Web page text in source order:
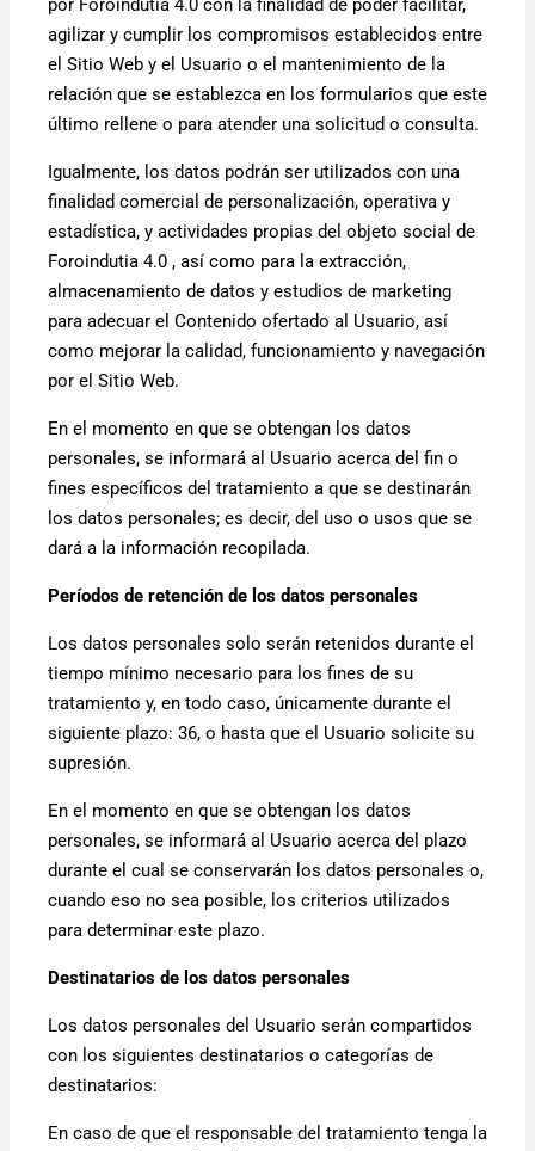
por Foroindutia 4.0 con la finalidad de poder facilitar,
agilizar y cumplir los compromisos establecidos entre
el Sitio Web y el Usuario o el mantenimiento de la
relación que se establezca en los formularios que este
último rellene o para atender una solicitud o consulta.
Igualmente, los datos podrán ser utilizados con una
finalidad comercial de personalización, operativa y
estadística, y actividades propias del objeto social de
Foroindutia 4.0 , así como para la extracción,
almacenamiento de datos y estudios de marketing
para adecuar el Contenido ofertado al Usuario, así
como mejorar la calidad, funcionamiento y navegación
por el Sitio Web.
En el momento en que se obtengan los datos
personales, se informará al Usuario acerca del fin o
fines específicos del tratamiento a que se destinarán
los datos personales; es decir, del uso o usos que se
dará a la información recopilada.
Períodos de retención de los datos personales
Los datos personales solo serán retenidos durante el
tiempo mínimo necesario para los fines de su
tratamiento y, en todo caso, únicamente durante el
siguiente plazo: 36, o hasta que el Usuario solicite su
supresión.
En el momento en que se obtengan los datos
personales, se informará al Usuario acerca del plazo
durante el cual se conservarán los datos personales o,
cuando eso no sea posible, los criterios utilizados
para determinar este plazo.
Destinatarios de los datos personales
Los datos personales del Usuario serán compartidos
con los siguientes destinatarios o categorías de
destinatarios:
En caso de que el responsable del tratamiento tenga la